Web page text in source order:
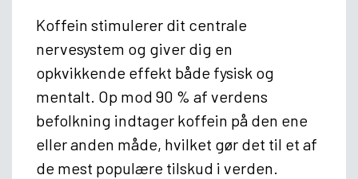
Koffein stimulerer dit centrale
nervesystem og giver dig en
opkvikkende effekt både fysisk og
mentalt. Op mod 90 % af verdens
befolkning indtager koffein på den ene
eller anden måde, hvilket gør det til et af
de mest populære tilskud i verden.